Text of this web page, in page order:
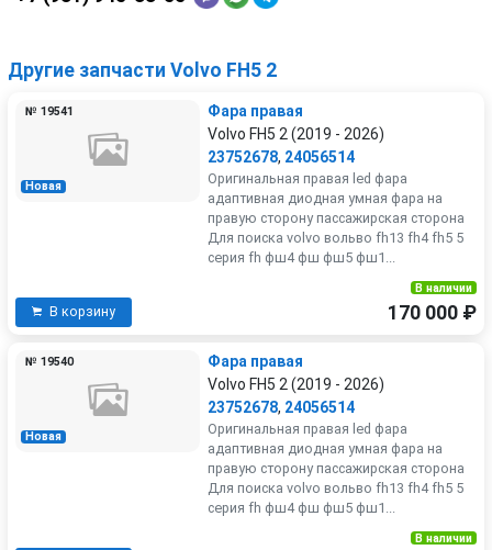
Другие запчасти Volvo FH5 2
Новая
№ 19541
Фара правая
Volvo FH5 2 (2019 - 2026)
23752678, 24056514
Оригинальная правая led фара
адаптивная диодная умная фара на
правую сторону пассажирская сторона
Для поиска volvo вольво fh13 fh4 fh5 5
серия fh фш4 фш фш5 фш1...
В корзину
В наличии
170 000 ₽
Новая
№ 19540
Фара правая
Volvo FH5 2 (2019 - 2026)
23752678, 24056514
Оригинальная правая led фара
адаптивная диодная умная фара на
правую сторону пассажирская сторона
Для поиска volvo вольво fh13 fh4 fh5 5
серия fh фш4 фш фш5 фш1...
В наличии